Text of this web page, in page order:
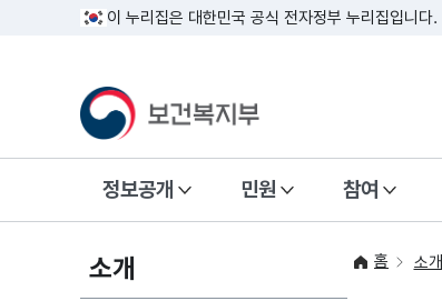
이 누리집은 대한민국 공식 전자정부 누리집입니다.
정보공개 민원 참여
소개 홈 소개